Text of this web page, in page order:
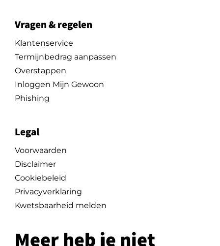
Vragen & regelen
Klantenservice
Termijnbedrag aanpassen
Overstappen
Inloggen Mijn Gewoon
Phishing
Legal
Voorwaarden
Disclaimer
Cookiebeleid
Privacyverklaring
Kwetsbaarheid melden
Meer heb je niet